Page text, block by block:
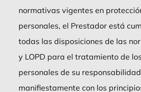
normativas vigentes en
personales, el Prestador está
todas las disposiciones de las
y LOPD para el tratamiento de
personales de su
manifiestamente con los